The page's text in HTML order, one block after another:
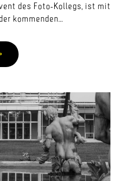
des Foto-Kollegs, ist mit
kommenden...